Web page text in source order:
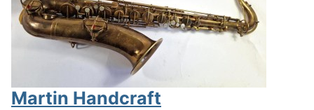
Martin Handcraft